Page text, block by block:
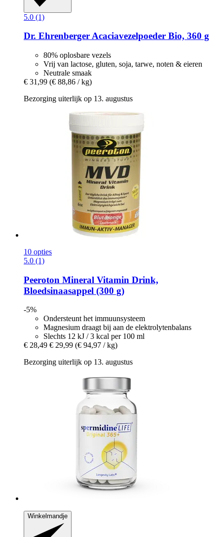
5.0 (1)
Dr. EhrenbergerAcaciavezelpoeder Bio, 360 g
80% oplosbare vezels
Vrij van lactose, gluten, soja, tarwe, noten & eieren
Neutrale smaak
€ 31,99 (€ 88,86 / kg)
Bezorging uiterlijk op 13. augustus
10 opties
5.0 (1)
Peeroton Mineral Vitamin Drink,
Bloedsinaasappel (300 g)
-5%
Ondersteunt het immuunsysteem
Magnesium draagt bij aan de elektrolytenbalans
Slechts 12 kJ / 3 kcal per 100 ml
€ 28,49 € 29,99 (€ 94,97 / kg)
Bezorging uiterlijk op 13. augustus
Winkelmandje